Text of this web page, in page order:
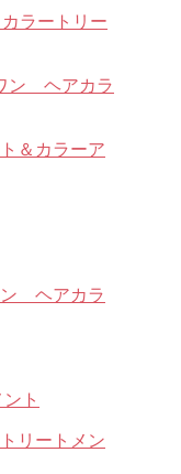
ラートリー
ン ヘアカラ
＆カラーア
ヘアカラ
ト
リートメン